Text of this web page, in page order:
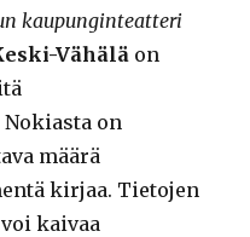
kaupunginteatteri
Vähälä on
on
määrä
kirjaa. Tietojen
kaivaa